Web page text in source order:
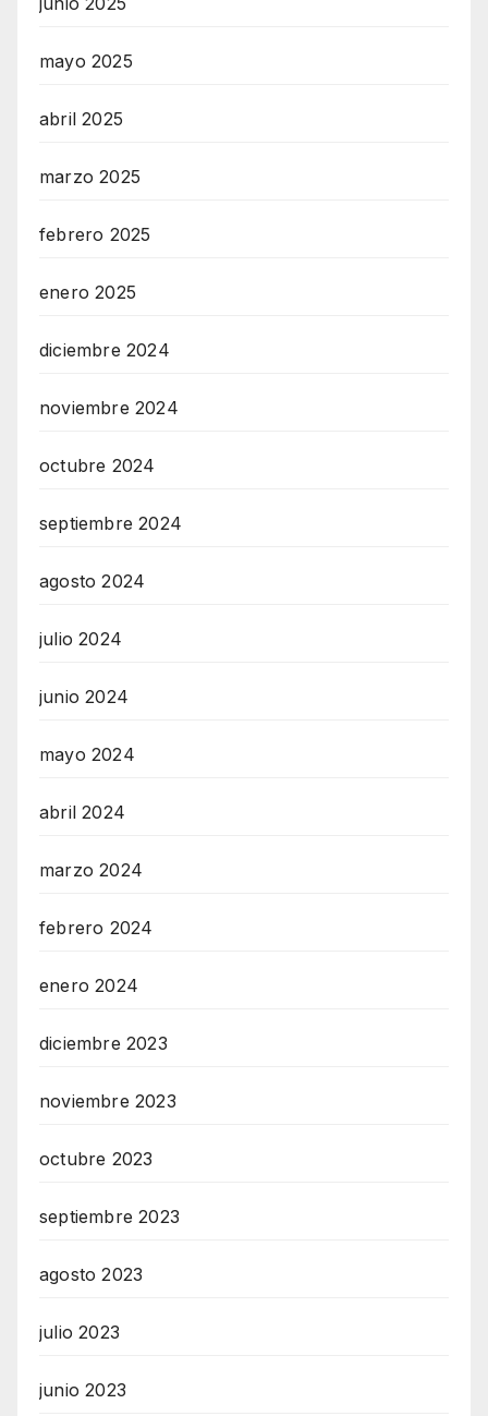
mayo 2025
abril 2025
marzo 2025
febrero 2025
enero 2025
diciembre 2024
noviembre 2024
octubre 2024
septiembre 2024
agosto 2024
julio 2024
junio 2024
mayo 2024
abril 2024
marzo 2024
febrero 2024
enero 2024
diciembre 2023
noviembre 2023
octubre 2023
septiembre 2023
agosto 2023
julio 2023
junio 2023